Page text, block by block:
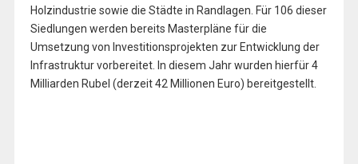
Holzindustrie sowie die Städte in Randlagen. Für 106 dieser
Siedlungen werden bereits Masterpläne für die
Umsetzung von Investitionsprojekten zur Entwicklung der
Infrastruktur vorbereitet. In diesem Jahr wurden hierfür 4
Milliarden Rubel (derzeit 42 Millionen Euro) bereitgestellt.